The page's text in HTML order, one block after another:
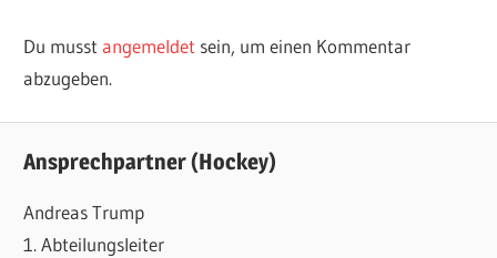
Du musstangemeldet sein, um einen Kommentar
abzugeben.
Ansprechpartner (Hockey)
Andreas Trump
1. Abteilungsleiter